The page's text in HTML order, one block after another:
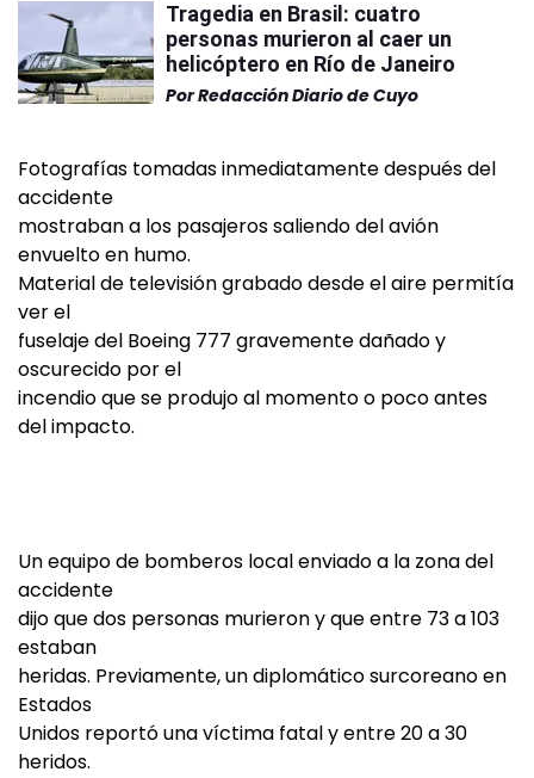
Tragedia en Brasil: cuatro
personas murieron al caer un
helicóptero en Río de Janeiro
PorRedacción Diario de Cuyo
Fotografías tomadas inmediatamente después del
accidente
mostraban a los pasajeros saliendo del avión
envuelto en humo.
Material de televisión grabado desde el aire permitía
ver el
fuselaje del Boeing 777 gravemente dañado y
oscurecido por el
incendio que se produjo al momento o poco antes
del impacto.
Un equipo de bomberos local enviado a la zona del
accidente
dijo que dos personas murieron y que entre 73 a 103
estaban
heridas. Previamente, un diplomático surcoreano en
Estados
Unidos reportó una víctima fatal y entre 20 a 30
heridos.